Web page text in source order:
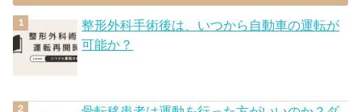
整形外科手術後は、いつから自動車の運転が
可能か？